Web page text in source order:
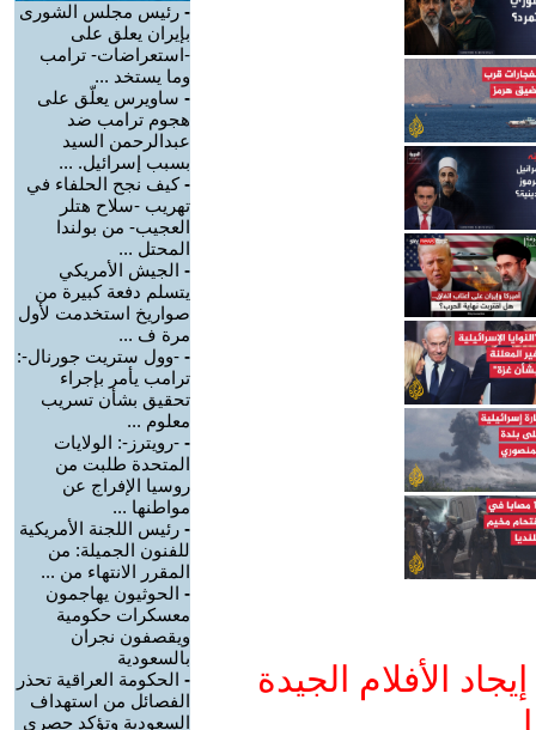
الأفلام الجيدة
- رئيس مجلس الشورى
بإيران يعلق على
-استعراضات- ترامب
وما يستخد ...
- ساويرس يعلّق على
هجوم ترامب ضد
عبدالرحمن السيد
بسبب إسرائيل. ...
-كيف نجح الحلفاء في
تهريب -سلاح هتلر
العجيب- من بولندا
المحتل ...
- الجيش الأمريكي
يتسلم دفعة كبيرة من
صواريخ استخدمت لأول
مرة ف ...
- -وول ستريت جورنال-:
ترامب يأمر بإجراء
تحقيق بشأن تسريب
معلوم ...
- -رويترز-: الولايات
المتحدة طلبت من
روسيا الإفراج عن
مواطنها ...
- رئيس اللجنة الأمريكية
للفنون الجميلة: من
المقرر الانتهاء من ...
- الحوثيون يهاجمون
معسكرات حكومية
ويقصفون نجران
بالسعودية
- الحكومة العراقية تحذر
الفصائل من استهداف
السعودية وتؤكد حصري